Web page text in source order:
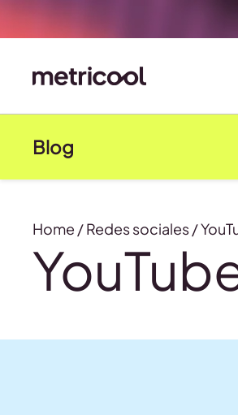
Blog
Home /Redes sociales/